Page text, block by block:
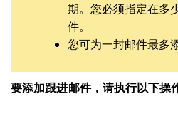
期。您必须指定在多
件。
您可为一封邮件最多
要添加跟进邮件，请执行以下操